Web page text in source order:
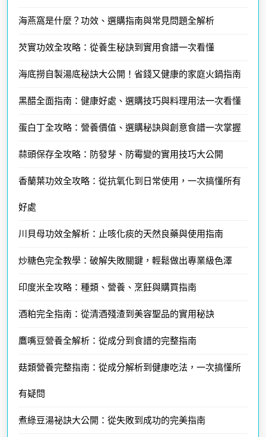
海燕窩是什麼？功效、選購指南與常見問題全解析
芡實功效全攻略：從養生秘訣到實用食譜一次看懂
海底撈自製湯底秘訣大公開！省錢又健康的家庭火鍋指南
黑醋全面指南：健康好處、選購技巧與料理用法一次看懂
蛋白丁全攻略：營養價值、選購秘訣與創意食譜一次掌握
蒜頭保存全攻略：防發芽、防霉變的實用技巧大公開
香蘭葉功效全攻略：從抗氧化到日常使用，一次搞懂所有
好處
川貝母功效全解析：止咳化痰的天然良藥與使用指南
炒糖色完全教學：破解失敗關鍵，輕鬆做出專業級色澤
印度米全攻略：種類、營養、烹飪與購買指南
酒粕完全指南：從清酒殘渣到美容聖品的實用秘訣
鷹嘴豆營養全解析：從成分到食譜的完整指南
菇類營養完整指南：從成分解析到健康吃法，一次搞懂所
有疑問
煮綠豆湯祕訣大公開：從失敗到成功的完美指南